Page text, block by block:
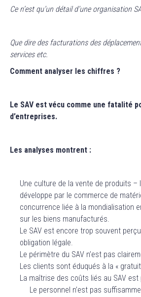
Ce n’est qu’un détail d’une organisation
Que dire des facturations des
services etc.
Comment analyser les chiffres ?
Le SAV est vécu comme une fatalité
d’entreprises.
Les analyses montrent :
Une culture de la vente de produits –
développe par le commerce de
concurrence liée à la mondialisation
sur les biens manufacturés.
Le SAV est encore trop souvent
obligation légale.
Le périmètre du SAV n’est pas
Les clients sont éduqués à la «
La maîtrise des coûts liés au SAV est
Le personnel n’est pas